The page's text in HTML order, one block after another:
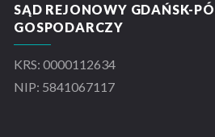
SĄD REJONOWY GDAŃSK-
GOSPODARCZY
KRS: 0000112634
NIP: 5841067117